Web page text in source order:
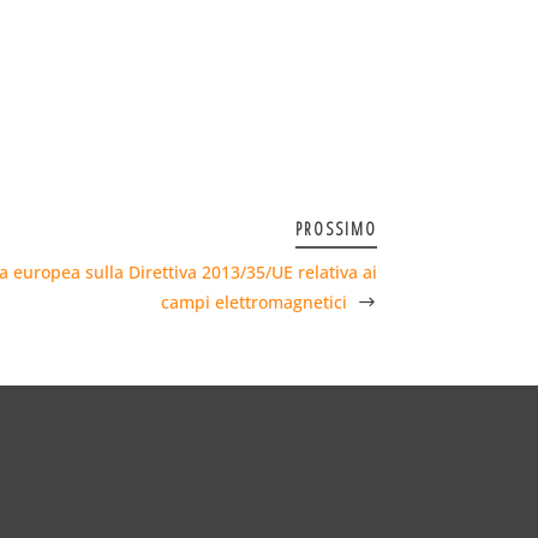
PROSSIMO
europea sulla Direttiva 2013/35/UE relativa ai
campi elettromagnetici